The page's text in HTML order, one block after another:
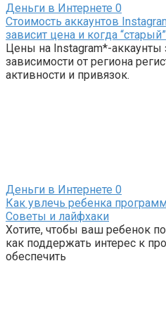
Деньги в Интернете 0
Стоимость аккаунтов
зависит цена и когда
Цены на Instagram*-аккаунты
зависимости от региона
активности и привязок.
Деньги в Интернете 0
Как увлечь ребенка
Советы и лайфхаки
Хотите, чтобы ваш ребенок
как поддержать интерес к
обеспечить